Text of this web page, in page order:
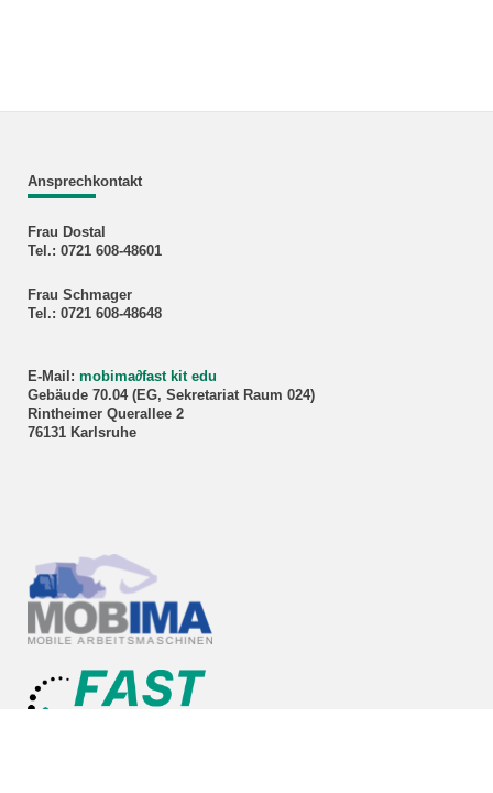
Ansprechkontakt
Frau Dostal
Tel.: 0721 608-48601
Frau Schmager
Tel.: 0721 608-48648
E-Mail: mobima∂fast kit edu
Gebäude 70.04 (EG, Sekretariat Raum 024)
Rintheimer Querallee 2
76131 Karlsruhe